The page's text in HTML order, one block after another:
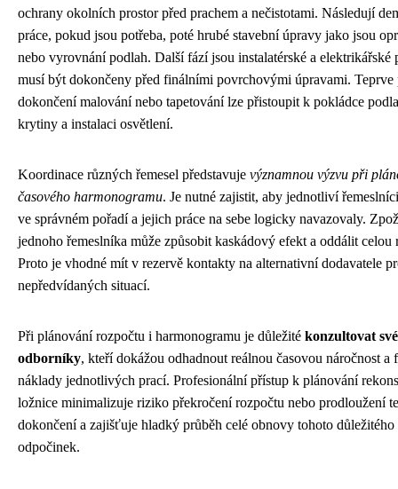
ochrany okolních prostor před prachem a nečistotami. Následují
práce, pokud jsou potřeba, poté hrubé stavební úpravy jako jsou
nebo vyrovnání podlah. Další fází jsou instalatérské a elektrikářské
musí být dokončeny před finálními povrchovými úpravami. Teprve
dokončení malování nebo tapetování lze přistoupit k pokládce
krytiny a instalaci osvětlení.
Koordinace různých řemesel představuje významnou výzvu při
časového harmonogramu. Je nutné zajistit, aby jednotliví
ve správném pořadí a jejich práce na sebe logicky navazovaly.
jednoho řemeslníka může způsobit kaskádový efekt a oddálit celou
Proto je vhodné mít v rezervě kontakty na alternativní dodavatele
nepředvídaných situací.
Při plánování rozpočtu i harmonogramu je důležité konzultovat
odborníky, kteří dokážou odhadnout reálnou časovou náročnost a
náklady jednotlivých prací. Profesionální přístup k plánování
ložnice minimalizuje riziko překročení rozpočtu nebo prodloužení
dokončení a zajišťuje hladký průběh celé obnovy tohoto důležitého
odpočinek.